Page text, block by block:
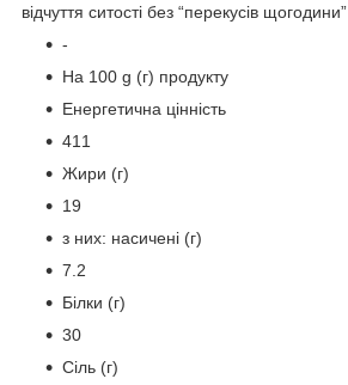
відчуття ситості без “перекусів щогодини”
-
На 100 g (г) продукту
Енергетична цінність
411
Жири (г)
19
з них: насичені (г)
7.2
Білки (г)
30
Сіль (г)